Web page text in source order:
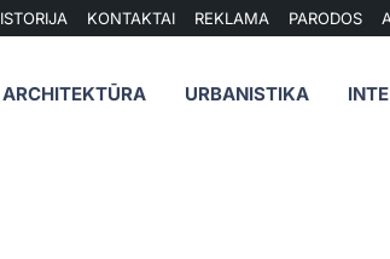
ISTORIJA KONTAKTAI REKLAMA PARODOS
ARCHITEKTŪRA URBANISTIKA